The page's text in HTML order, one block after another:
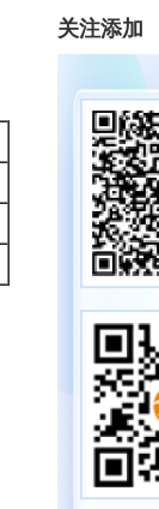
关注添加